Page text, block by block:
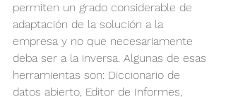
permiten un grado considerable de
adaptación de la solución a la
empresa y no que necesariamente
deba ser a la inversa. Algunas de esas
herramientas son: Diccionario de
datos abierto, Editor de Informes,